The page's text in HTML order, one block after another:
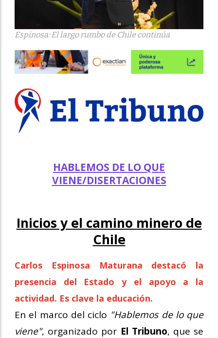
Espinosa: El largo rumbo de Chile continúa
HABLEMOS DE LO QUE
VIENE/DISERTACIONES
Inicios y el camino minero de
Chile
Carlos Espinosa Maturana destacó la
presencia del Estado y el apoyo a la
actividad. Es clave la educación.
En el marco del ciclo "Hablemos de lo que
viene", organizado por El Tribuno, que se